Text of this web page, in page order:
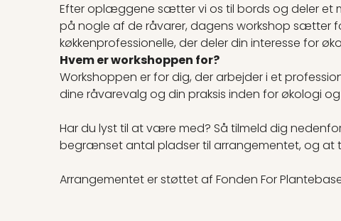
Efter oplæggene sætter vi os til bords og deler et
på nogle af de råvarer, dagens workshop sætter
køkkenprofessionelle, der deler din interesse for
Hvem er workshoppen for?
Workshoppen er for dig, der arbejder i et
dine råvarevalg og din praksis inden for økologi
Har du lyst til at være med? Så tilmeld dig
begrænset antal pladser til arrangementet, og at
Arrangementet er støttet af Fonden For